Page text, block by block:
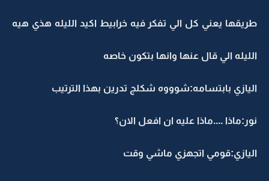
طريقها يعني كل الي تفكر فيه خرابيط اكيد الليله هذي هيه
الليله الي قال عنها وانها بتكون خاصه
اليازي بابتسامه:شوووه شكلج تدرين بهذا الترتيب
نور:ماذا ....ماذا عليه ان افعل الان؟
اليازي:قومي اتجهزي ماشي وقت